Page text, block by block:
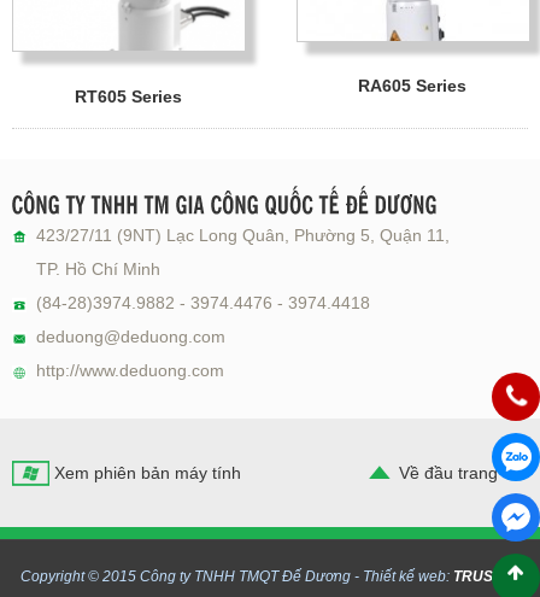
RT605 Series
RA605 Series
423/27/11 (9NT) Lạc Long Quân, Phường 5, Quận 11,
TP. Hồ Chí Minh
(84-28)3974.9882 - 3974.4476 - 3974.4418
deduong@deduong.com
http://www.deduong.com
Xem phiên bản máy tính Về đầu trang
Copyright © 2015 Công ty TNHH TMQT Đế Dương - Thiết kế web: TRUST.vn
Chat
Chat